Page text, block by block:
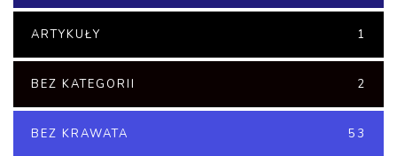
ARTYKUŁY 1
BEZ KATEGORII 2
BEZ KRAWATA 53